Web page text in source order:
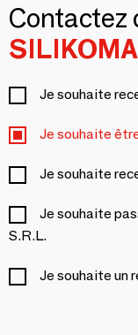
Contactez
Je souhaite
Je souhaite
Je souhaite
Je souhaite
S.R.L.
Je souhaite un